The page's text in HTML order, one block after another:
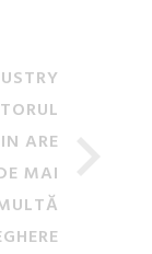
ARE
MAI